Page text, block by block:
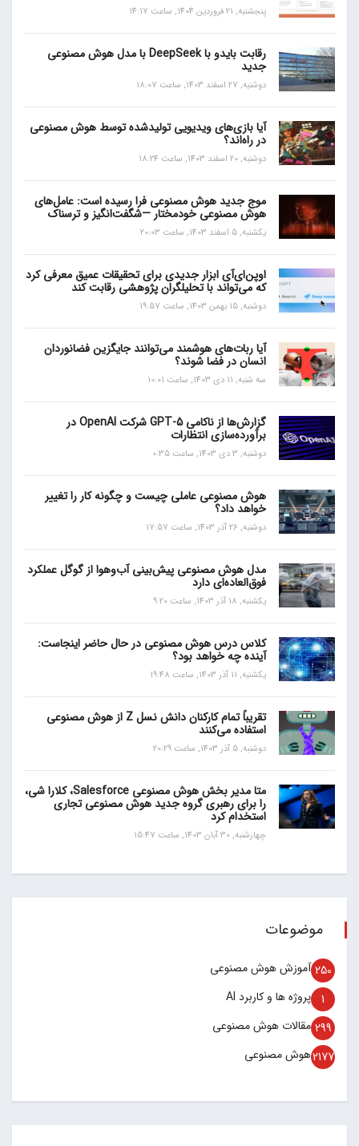
پنجشنبه, 21 فروردین 1404, ساعت 14:17
رقابت بایدو با DeepSeek با مدل هوش مصنوعی
جدید
دوشنبه, 27 اسفند 1403, ساعت 18:07
آیا بازی‌های ویدیویی تولیدشده توسط هوش مصنوعی
در راه‌اند؟
دوشنبه, 20 اسفند 1403, ساعت 18:24
موج جدید هوش مصنوعی فرا رسیده است: عامل‌های
هوش مصنوعی خودمختار —شگفت‌انگیز و ترسناک
یکشنبه, 5 اسفند 1403, ساعت 20:03
اوپن‌ای‌آی ابزار جدیدی برای تحقیقات عمیق معرفی کرد
که می‌تواند با تحلیلگران پژوهشی رقابت کند
دوشنبه, 15 بهمن 1403, ساعت 19:57
آیا ربات‌های هوشمند می‌توانند جایگزین فضانوردان
انسان در فضا شوند؟
سه شنبه, 11 دی 1403, ساعت 10:01
گزارش‌ها از ناکامی GPT-5 شرکت OpenAI در
برآورده‌سازی انتظارات
دوشنبه, 3 دی 1403, ساعت 0:35
هوش مصنوعی عاملی چیست و چگونه کار را تغییر
خواهد داد؟
دوشنبه, 26 آذر 1403, ساعت 17:57
مدل هوش مصنوعی پیش‌بینی آب‌و‌هوا از گوگل عملکرد
فوق‌العاده‌ای دارد
یکشنبه, 18 آذر 1403, ساعت 9:20
کلاس درس هوش مصنوعی در حال حاضر اینجاست:
آینده چه خواهد بود؟
یکشنبه, 11 آذر 1403, ساعت 19:48
تقریباً تمام کارکنان دانش نسل Z از هوش مصنوعی
استفاده می‌کنند
دوشنبه, 5 آذر 1403, ساعت 20:29
متا مدیر بخش هوش مصنوعی Salesforce، کلارا شی،
را برای رهبری گروه جدید هوش مصنوعی تجاری
استخدام کرد
چهارشنبه, 30 آبان 1403, ساعت 15:47
موضوعات
آموزش هوش مصنوعی 250
پروژه ها و کاربرد AI 1
مقالات هوش مصنوعی 299
هوش مصنوعی2177